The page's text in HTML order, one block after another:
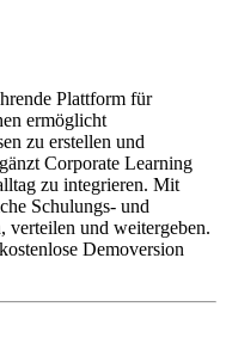
Plattform für
ermöglicht
zu erstellen und
Corporate Learning
zu integrieren. Mit
Schulungs- und
verteilen und weitergeben.
Demoversion